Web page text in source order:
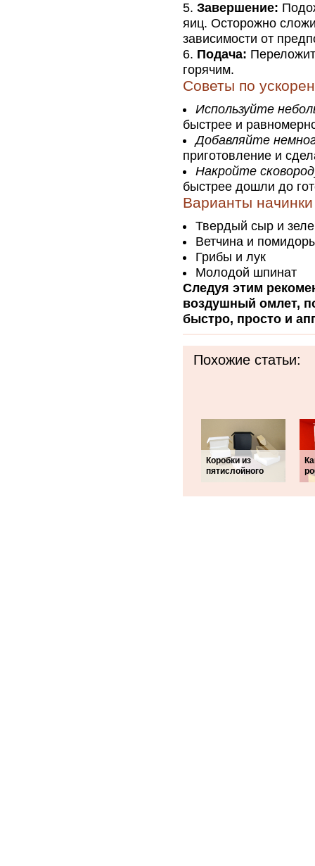
Завершение:
яиц. Осторожно
зависимости от
Подача:
горячим.
Советы по
Используйте
быстрее и
Добавляйте
приготовление и
Накройте
быстрее дошли до
Варианты
Твердый сыр и
Ветчина и
Грибы и лук
Молодой шпинат
Следуя этим
воздушный омлет,
быстро, просто и
Похожие статьи:
Коробки из
пятислойного